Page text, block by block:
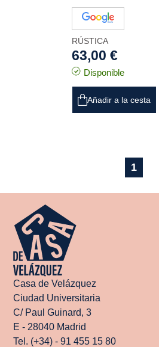
RÚSTICA
63,00 €
Disponible
Añadir a la cesta
1
Casa de Velázquez
Ciudad Universitaria
C/ Paul Guinard, 3
E - 28040 Madrid
Tel. (+34) - 91 455 15 80